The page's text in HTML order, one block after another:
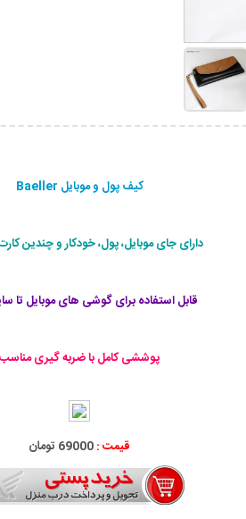
کیف پول و موبایل Baeller
دارای جای موبایل، پول، خودکار و چندین
قابل استفاده برای گوشی های موبایل تا سایز 7
پوششی کامل با ضربه گیری مناسب
قیمت :69000 تومان